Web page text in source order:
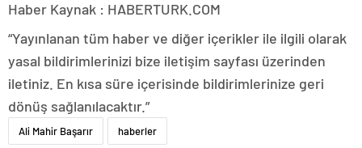
Haber Kaynak : HABERTURK.COM
“Yayınlanan tüm haber ve diğer içerikler ile ilgili olarak
yasal bildirimlerinizi bize iletişim sayfası üzerinden
iletiniz. En kısa süre içerisinde bildirimlerinize geri
dönüş sağlanılacaktır.”
Ali Mahir Başarır haberler